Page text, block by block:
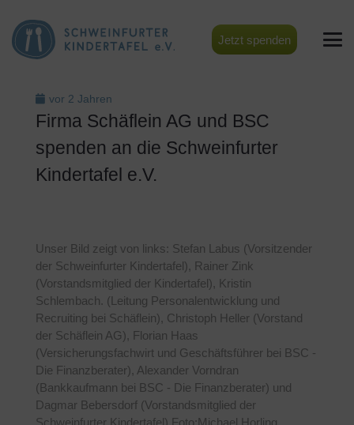
Jetzt spenden
vor 2 Jahren
Firma Schäflein AG und BSC
spenden an die Schweinfurter
Kindertafel e.V.
Unser Bild zeigt von links: Stefan Labus (Vorsitzender
der Schweinfurter Kindertafel), Rainer Zink
(Vorstandsmitglied der Kindertafel), Kristin
Schlembach. (Leitung Personalentwicklung und
Recruiting bei Schäflein), Christoph Heller (Vorstand
der Schäflein AG), Florian Haas
(Versicherungsfachwirt und Geschäftsführer bei BSC -
Die Finanzberater), Alexander Vorndran
(Bankkaufmann bei BSC - Die Finanzberater) und
Dagmar Bebersdorf (Vorstandsmitglied der
Schweinfurter Kindertafel) Foto:Michael Horling